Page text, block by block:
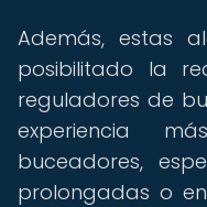
Además, estas
posibilitado la
reguladores de
experiencia
buceadores,
prolongadas o